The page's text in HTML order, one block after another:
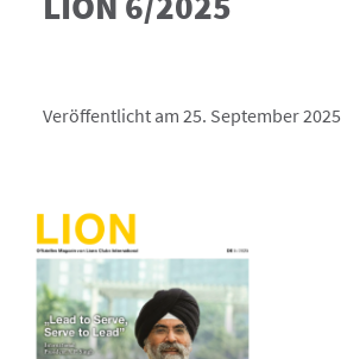
Veröffentlicht am 25. September 2025